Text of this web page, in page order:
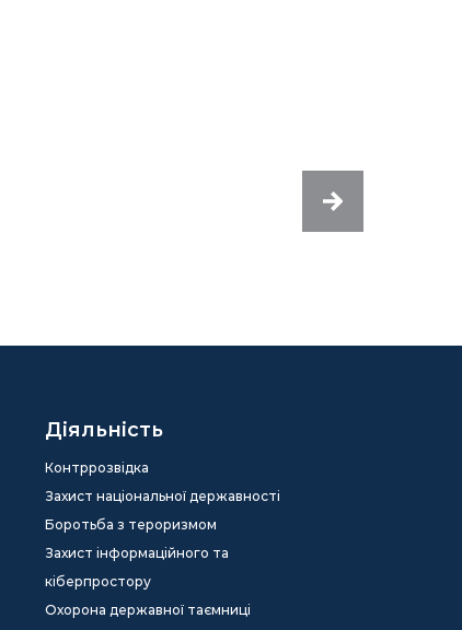
Діяльність
Контррозвідка
Захист національної державності
Боротьба з тероризмом
Захист інформаційного та
кіберпростору
Охорона державної таємниці